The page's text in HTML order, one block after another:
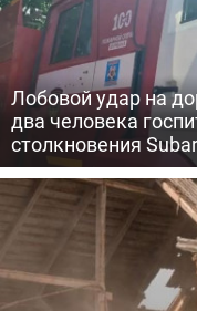
Лобовой удар на
два человека
столкновения